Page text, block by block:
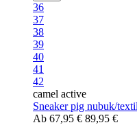
36
37
38
39
40
41
42
camel active
Sneaker pig nubuk/
Ab 67,95 € 89,95 €